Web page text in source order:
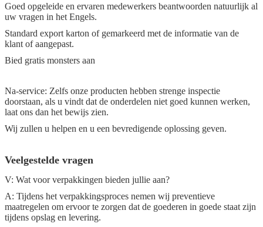
Goed opgeleide en ervaren medewerkers beantwoorden natuurlijk al
uw vragen in het Engels.
Standard export karton of gemarkeerd met de informatie van de
klant of aangepast.
Bied gratis monsters aan
Na-service: Zelfs onze producten hebben strenge inspectie
doorstaan, als u vindt dat de onderdelen niet goed kunnen werken,
laat ons dan het bewijs zien.
Wij zullen u helpen en u een bevredigende oplossing geven.
Veelgestelde vragen
V: Wat voor verpakkingen bieden jullie aan?
A: Tijdens het verpakkingsproces nemen wij preventieve
maatregelen om ervoor te zorgen dat de goederen in goede staat zijn
tijdens opslag en levering.